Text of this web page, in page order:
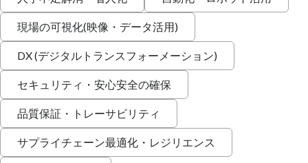
現場の可視化(映像・データ活用)
DX (デジタルトランスフォーメーション)
セキュリティ・安心安全の確保
品質保証・トレーサビリティ
サプライチェーン最適化・レジリエンス